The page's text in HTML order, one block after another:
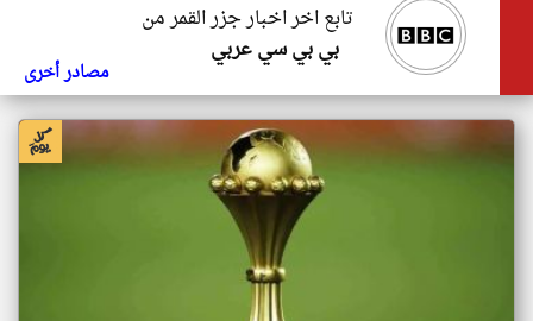
تابع اخر اخبار جزر القمر من
بي بي سي عربي
مصادر أخرى